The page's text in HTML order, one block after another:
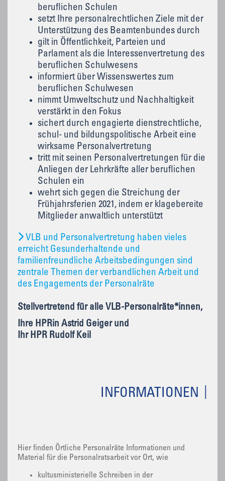
beruflichen Schulen
setzt Ihre personalrechtlichen Ziele mit der
Unterstützung des Beamtenbundes durch
gilt in Öffentlichkeit, Parteien und
Parlament als die Interessenvertretung des
beruflichen Schulwesens
informiert über Wissenswertes zum
beruflichen Schulwesen
nimmt Umweltschutz und Nachhaltigkeit
verstärkt in den Fokus
sichert durch engagierte dienstrechtliche,
schul- und bildungspolitische Arbeit eine
wirksame Personalvertretung
tritt mit seinen Personalvertretungen für die
Anliegen der Lehrkräfte aller beruflichen
Schulen ein
wehrt sich gegen die Streichung der
Frühjahrsferien 2021, indem er klagebereite
Mitglieder anwaltlich unterstützt
VLB und Personalvertretung haben vieles
erreicht Gesunderhaltende und
familienfreundliche Arbeitsbedingungen sind
zentrale Themen der verbandlichen Arbeit und
des Engagements der Personalräte
Stellvertretend für alle VLB-Personalräte*innen,
Ihre HPRin Astrid Geiger und
Ihr HPR Rudolf Keil
INFORMATIONEN
Hier finden Örtliche Personalräte Informationen und
Material für die Personalratsarbeit vor Ort, wie
kultusministerielle Schreiben in der